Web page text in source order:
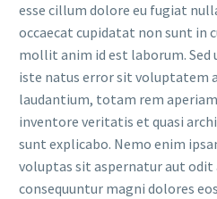
esse cillum dolore eu fugiat
occaecat cupidatat non sunt in
mollit anim id est laborum. Sed
iste natus error sit voluptatem
laudantium, totam rem
inventore veritatis et quasi
sunt explicabo. Nemo enim
voluptas sit aspernatur aut odit
consequuntur magni dolores